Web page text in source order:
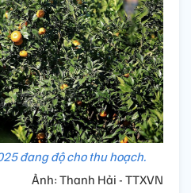
đang độ cho thu hoạch.
Ảnh: Thanh Hải - TTXVN